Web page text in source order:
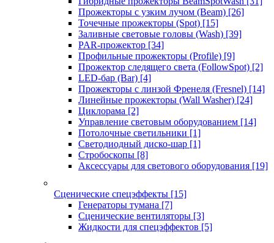
Прожекторы с узким лучом (Beam) [26]
Точечные прожекторы (Spot) [15]
Заливные световые головы (Wash) [39]
PAR-прожектор [34]
Профильные прожекторы (Profile) [9]
Прожектор следящего света (FollowSpot) [2]
LED-бар (Bar) [4]
Прожекторы с линзой Френеля (Fresnel) [14]
Линейные прожекторы (Wall Washer) [24]
Циклорама [2]
Управление световым оборудованием [14]
Потолочные светильники [1]
Светодиодный диско-шар [1]
Стробоскопы [8]
Аксессуары для светового оборудования [19]
Сценические спецэффекты [15]
Генераторы тумана [7]
Сценические вентиляторы [3]
Жидкости для спецэффектов [5]